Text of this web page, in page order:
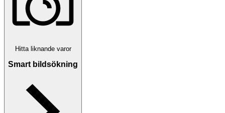
Hitta liknande varor
Smart bildsökning